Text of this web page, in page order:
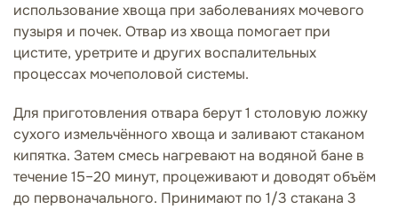
использование хвоща при заболеваниях мочевого
пузыря и почек. Отвар из хвоща помогает при
цистите, уретрите и других воспалительных
процессах мочеполовой системы.
Для приготовления отвара берут 1 столовую ложку
сухого измельчённого хвоща и заливают стаканом
кипятка. Затем смесь нагревают на водяной бане в
течение 15–20 минут, процеживают и доводят объём
до первоначального. Принимают по 1/3 стакана 3